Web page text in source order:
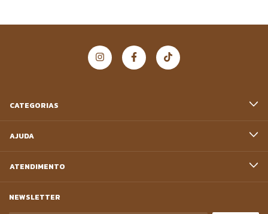
CATEGORIAS
AJUDA
ATENDIMENTO
NEWSLETTER